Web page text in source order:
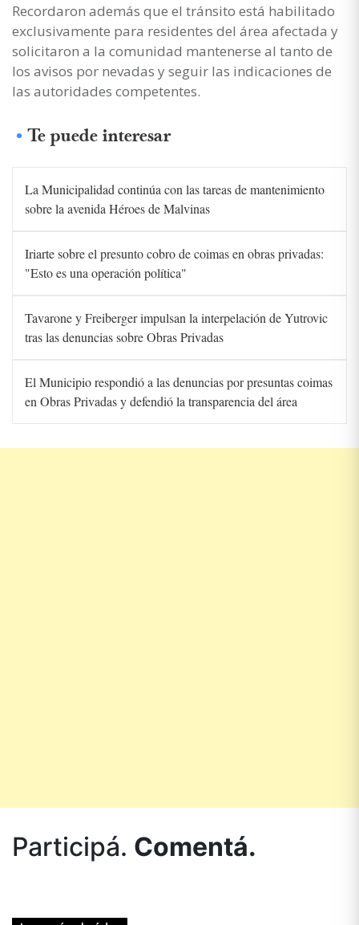
Recordaron además que el tránsito está habilitado
exclusivamente para residentes del área afectada y
solicitaron a la comunidad mantenerse al tanto de
los avisos por nevadas y seguir las indicaciones de
las autoridades competentes.
Te puede interesar
La Municipalidad continúa con las tareas de mantenimiento
sobre la avenida Héroes de Malvinas
Iriarte sobre el presunto cobro de coimas en obras privadas:
"Esto es una operación política"
Tavarone y Freiberger impulsan la interpelación de Yutrovic
tras las denuncias sobre Obras Privadas
El Municipio respondió a las denuncias por presuntas coimas
en Obras Privadas y defendió la transparencia del área
Participá. Comentá.